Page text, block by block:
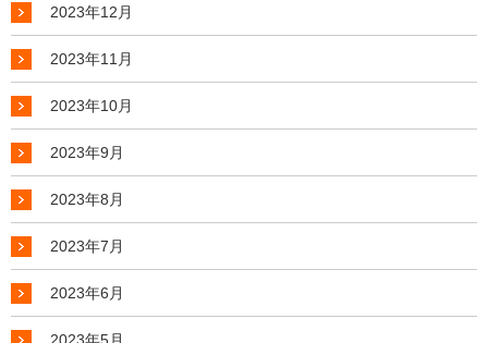
2023年12月
2023年11月
2023年10月
2023年9月
2023年8月
2023年7月
2023年6月